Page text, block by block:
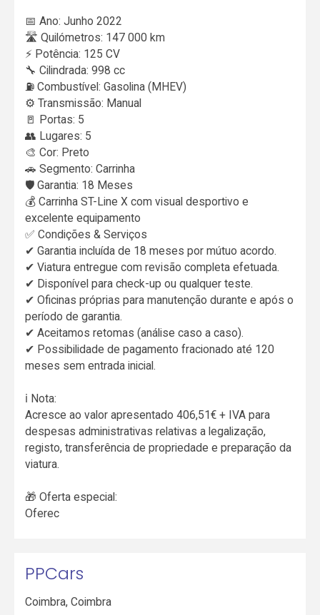
📅 Ano: Junho 2022
🛣 Quilómetros: 147 000 km
⚡ Potência: 125 CV
🔧 Cilindrada: 998 cc
⛽ Combustível: Gasolina (MHEV)
⚙ Transmissão: Manual
🚪 Portas: 5
👥 Lugares: 5
🎨 Cor: Preto
🚗 Segmento: Carrinha
🛡 Garantia: 18 Meses
💰 Carrinha ST-Line X com visual desportivo e
excelente equipamento
✅ Condições & Serviços
✔ Garantia incluída de 18 meses por mútuo acordo.
✔ Viatura entregue com revisão completa efetuada.
✔ Disponível para check-up ou qualquer teste.
✔ Oficinas próprias para manutenção durante e após o
período de garantia.
✔ Aceitamos retomas (análise caso a caso).
✔ Possibilidade de pagamento fracionado até 120
meses sem entrada inicial.
ℹ Nota:
Acresce ao valor apresentado 406,51€ + IVA para
despesas administrativas relativas a legalização,
registo, transferência de propriedade e preparação da
viatura.
🎁 Oferta especial:
Oferec
PPCars
Coimbra,Coimbra